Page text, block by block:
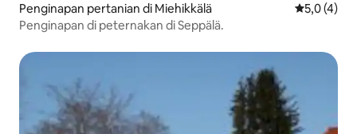
Penginapan pertanian di Miehikkälä Nilai rata-
5,0 (4)
Penginapan di peternakan di Seppälä.